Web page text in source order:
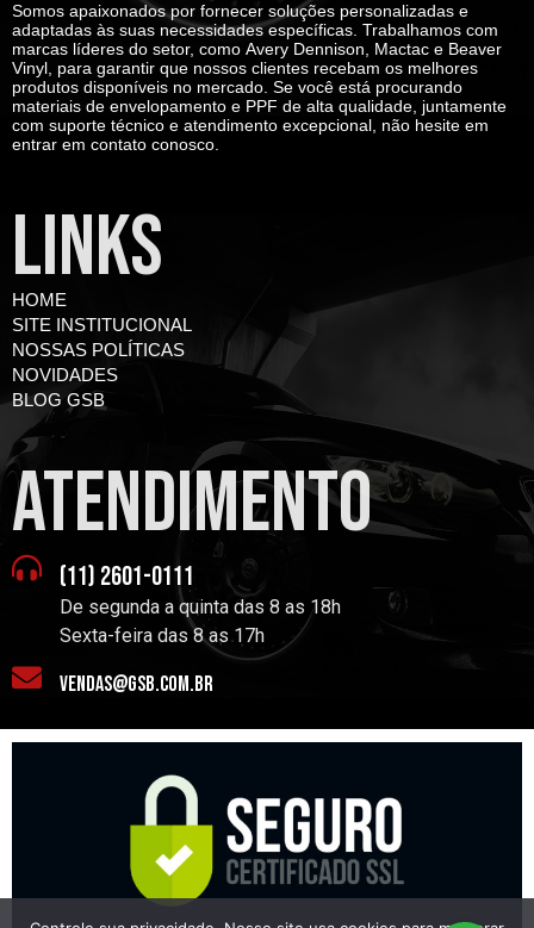
Somos apaixonados por fornecer soluções personalizadas e
adaptadas às suas necessidades específicas. Trabalhamos com
marcas líderes do setor, como Avery Dennison, Mactac e Beaver
Vinyl, para garantir que nossos clientes recebam os melhores
produtos disponíveis no mercado. Se você está procurando
materiais de envelopamento e PPF de alta qualidade, juntamente
com suporte técnico e atendimento excepcional, não hesite em
entrar em contato conosco.
LINKS
HOME
SITE INSTITUCIONAL
NOSSAS POLÍTICAS
NOVIDADES
BLOG GSB
atendimento
(11) 2601-0111
De segunda a quinta das 8 as 18h
Sexta-feira das 8 as 17h
vendas@gsb.com.br